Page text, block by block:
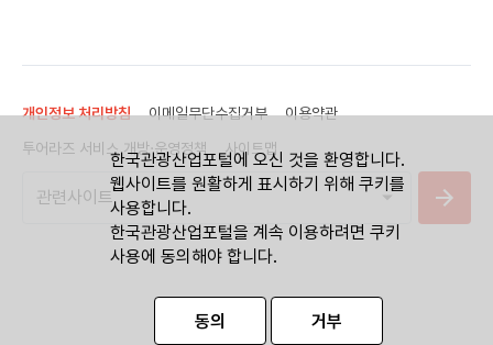
개인정보 처리방침 이메일무단수집거부
이용약관
투어라즈 서비스 개방·운영정책
사이트맵
한국관광산업포털에 오신 것을 환영합니다.
웹사이트를 원활하게 표시하기 위해 쿠키를
사용합니다.
한국관광산업포털을 계속 이용하려면 쿠키
사용에 동의해야 합니다.
동의 거부